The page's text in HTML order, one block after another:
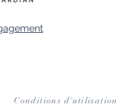
Conditions d'utilisation